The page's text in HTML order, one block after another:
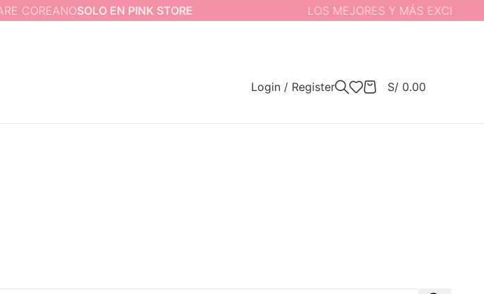
COREANOSOLO EN PINK STORE LOS MEJORES Y MÁS
Login / Register S/ 0.00